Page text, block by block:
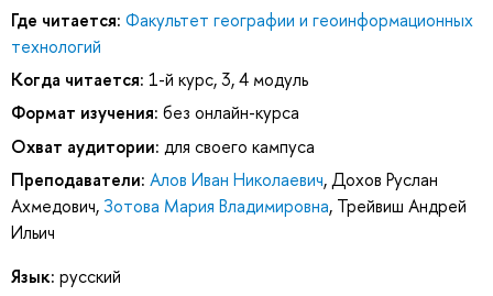
Где читается: Факультет географии и геоинформационных
технологий
Когда читается: 1-й курс, 3, 4 модуль
Формат изучения: без онлайн-курса
Охват аудитории: для своего кампуса
Преподаватели: Алов Иван Николаевич,Дохов Руслан
Ахмедович, Зотова Мария Владимировна, Трейвиш Андрей
Ильич
Язык: русский